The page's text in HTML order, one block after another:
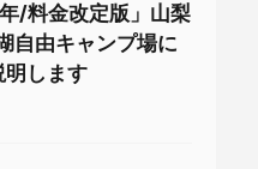
年/料金改定版」山梨
自由キャンプ場に
明します